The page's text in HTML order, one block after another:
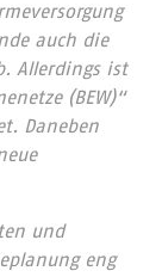
auch die
Allerdings ist
(BEW)“
Daneben
und
eng